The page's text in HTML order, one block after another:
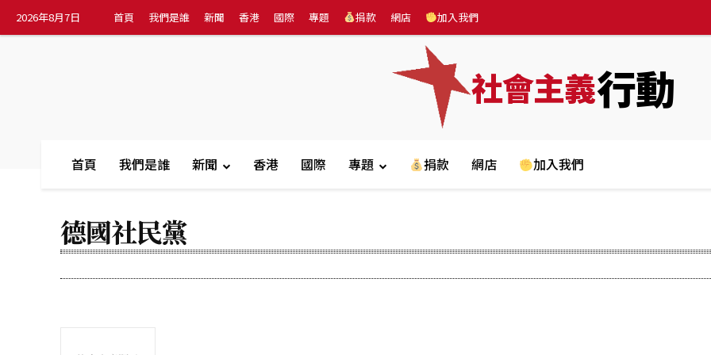
2026年8月7日 首頁 我們是誰 新聞 香港 國際 專題 捐款 網店 加入我們
社會主義行動
首頁 我們是誰 新聞 香港 國際 專題 捐款 網店 加入我們
德國社民黨